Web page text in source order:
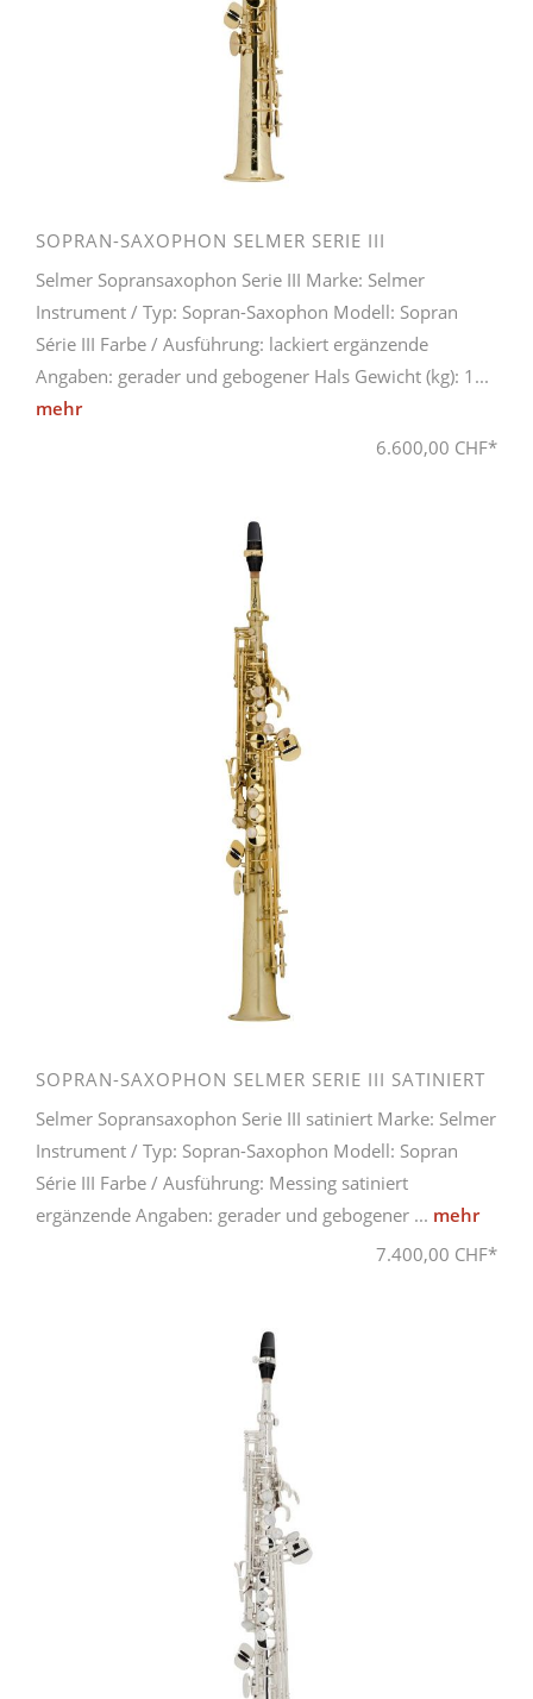
SOPRAN-SAXOPHON SELMER SERIE III
Selmer Sopransaxophon Serie III Marke: Selmer
Instrument / Typ: Sopran-Saxophon Modell: Sopran
Série III Farbe / Ausführung: lackiert ergänzende
Angaben: gerader und gebogener Hals Gewicht (kg): 1...
mehr
6.600,00 CHF*
SOPRAN-SAXOPHON SELMER SERIE III SATINIERT
Selmer Sopransaxophon Serie III satiniert Marke: Selmer
Instrument / Typ: Sopran-Saxophon Modell: Sopran
Série III Farbe / Ausführung: Messing satiniert
ergänzende Angaben: gerader und gebogener ... mehr
7.400,00 CHF*